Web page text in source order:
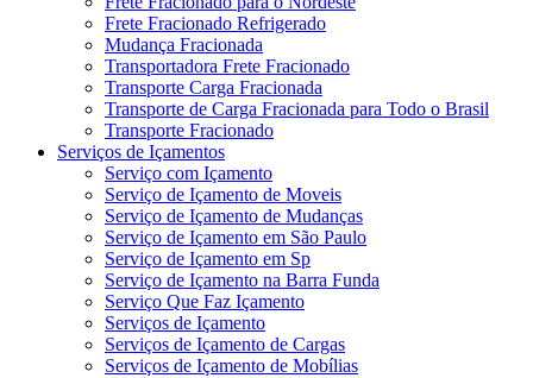
Frete Fracionado Refrigerado
Mudança Fracionada
Transportadora Frete Fracionado
Transporte Carga Fracionada
Transporte de Carga Fracionada para Todo o Brasil
Transporte Fracionado
Serviços de Içamentos
Serviço com Içamento
Serviço de Içamento de Moveis
Serviço de Içamento de Mudanças
Serviço de Içamento em São Paulo
Serviço de Içamento em Sp
Serviço de Içamento na Barra Funda
Serviço Que Faz Içamento
Serviços de Içamento
Serviços de Içamento de Cargas
Serviços de Içamento de Mobílias